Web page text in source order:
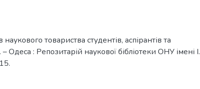
наукового товариства студентів, аспірантів та
Одеса : Репозитарій наукової бібліотеки ОНУ імені І.